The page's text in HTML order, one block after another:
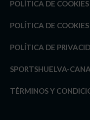
POLÍTICA DE
POLÍTICA DE
POLÍTICA DE
SPORTSHUELVA-
TÉRMINOS Y